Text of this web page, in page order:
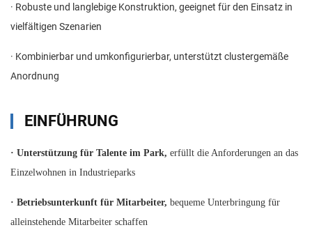
· Robuste und langlebige Konstruktion, geeignet für den Einsatz in
vielfältigen Szenarien
· Kombinierbar und umkonfigurierbar, unterstützt clustergemäße
Anordnung
EINFÜHRUNG
· Unterstützung für Talente im Park, erfüllt die Anforderungen an das
Einzelwohnen in Industrieparks
· Betriebsunterkunft für Mitarbeiter, bequeme Unterbringung für
alleinstehende Mitarbeiter schaffen